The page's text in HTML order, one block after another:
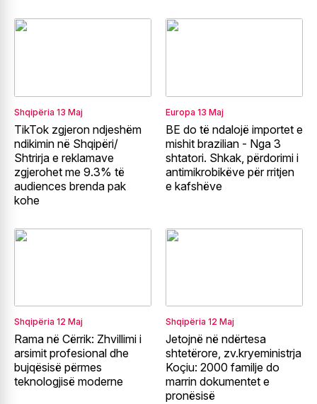
Shqipëria 13 Maj
TikTok zgjeron ndjeshëm
ndikimin në Shqipëri/
Shtrirja e reklamave
zgjerohet me 9.3% të
audiences brenda pak
kohe
Europa 13 Maj
BE do të ndalojë importet e
mishit brazilian - Nga 3
shtatori. Shkak, përdorimi i
antimikrobikëve për rritjen
e kafshëve
Shqipëria 12 Maj
Rama në Cërrik: Zhvillimi i
arsimit profesional dhe
bujqësisë përmes
teknologjisë moderne
Shqipëria 12 Maj
Jetojnë në ndërtesa
shtetërore, zv.kryeministrja
Koçiu: 2000 familje do
marrin dokumentet e
pronësisë